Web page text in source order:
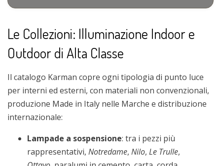
Le Collezioni: Illuminazione Indoor e
Outdoor di Alta Classe
Il catalogo Karman copre ogni tipologia di punto luce
per interni ed esterni, con materiali non convenzionali,
produzione Made in Italy nelle Marche e distribuzione
internazionale:
Lampade a sospensione: tra i pezzi più
rappresentativi, Notredame, Nilo, Le Trulle,